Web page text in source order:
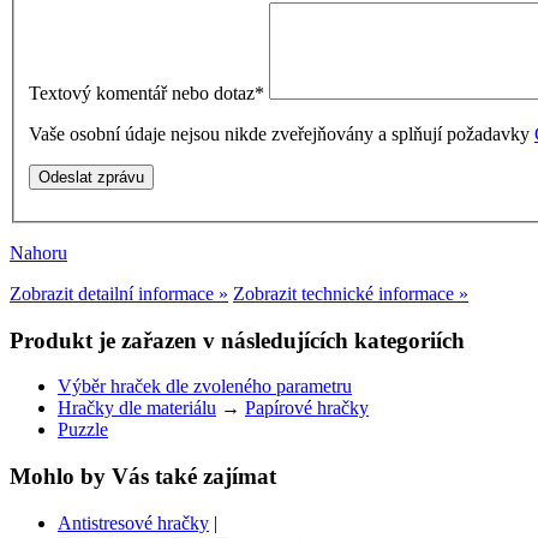
Textový komentář nebo dotaz*
Vaše osobní údaje nejsou nikde zveřejňovány a splňují požadavky
Nahoru
Zobrazit detailní informace » Zobrazit technické informace »
Produkt je zařazen v následujících kategoriích
Výběr hraček dle zvoleného parametru
Hračky dle materiálu → Papírové hračky
Puzzle
Mohlo by Vás také zajímat
Antistresové hračky |